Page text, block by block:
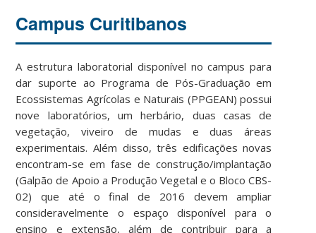
Campus Curitibanos
A estrutura laboratorial disponível no campus para
dar suporte ao Programa de Pós-Graduação em
Ecossistemas Agrícolas e Naturais (PPGEAN) possui
nove laboratórios, um herbário, duas casas de
vegetação, viveiro de mudas e duas áreas
experimentais. Além disso, três edificações novas
encontram-se em fase de construção/implantação
(Galpão de Apoio a Produção Vegetal e o Bloco CBS-
02) que até o final de 2016 devem ampliar
consideravelmente o espaço disponível para o
ensino e extensão, além de contribuir para a